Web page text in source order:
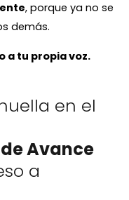
, porque ya no se
demás.
a tu propia voz.
en el
Avance
a